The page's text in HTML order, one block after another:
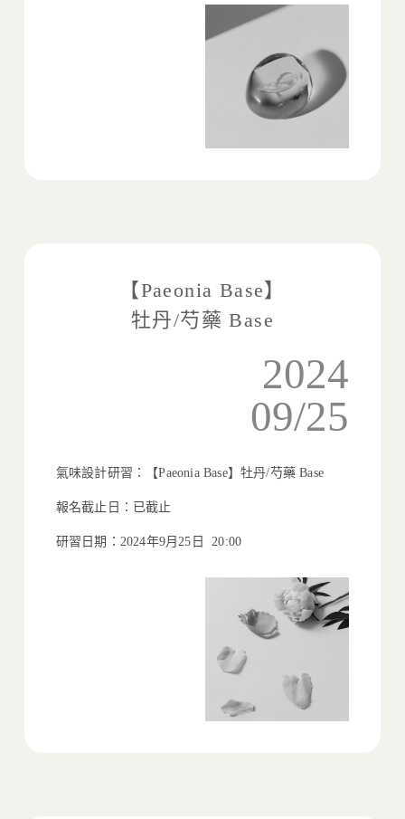
【Paeonia Base】
牡丹/芍藥 Base
2024
09/25
氣味設計研習：【Paeonia Base】牡丹/芍藥 Base
報名截止日：已截止
研習日期：2024年9月25日 20:00